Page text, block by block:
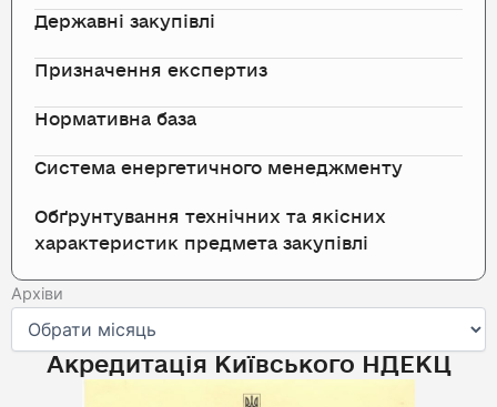
Державні закупівлі
Призначення експертиз
Нормативна база
Система енергетичного менеджменту
Обґрунтування технічних та якісних
характеристик предмета закупівлі
Архіви
Архіви
Акредитація Київського НДЕКЦ